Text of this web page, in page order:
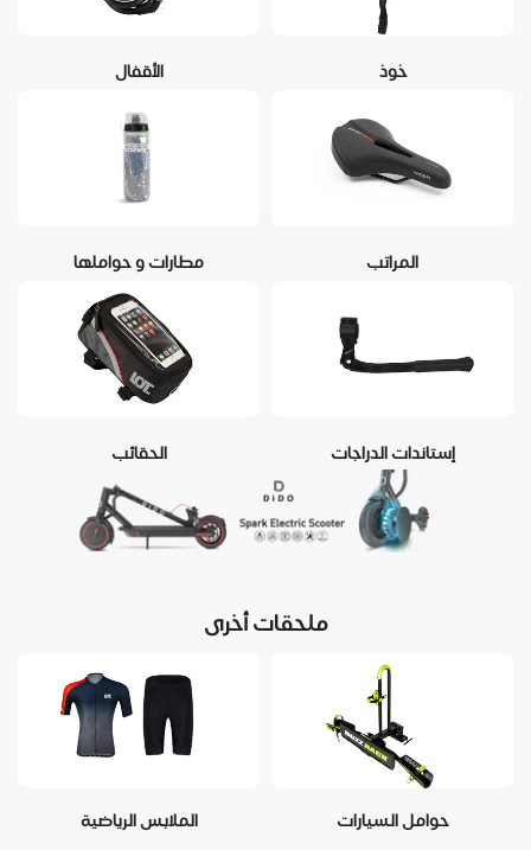
خوذ الأقفال
المراتب مطارات و حواملها
إستاندات الدراجات الحقائب
ملحقات أخرى
حوامل السيارات الملابس الرياضية